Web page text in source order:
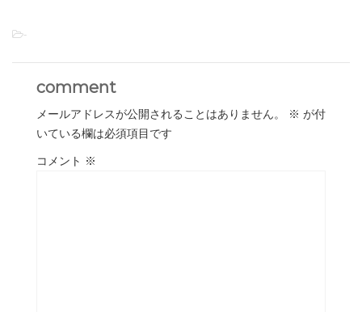
-
comment
メールアドレスが公開されることはありません。 ※ が付
いている欄は必須項目です
コメント ※